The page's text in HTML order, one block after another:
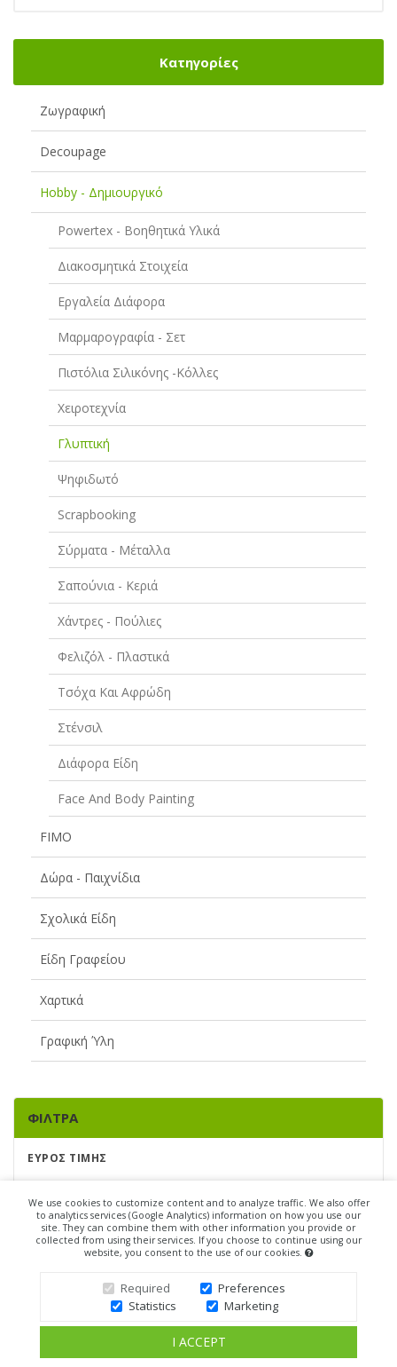
We use cookies to customize content and to analyze traffic. We also offer
to analytics services (Google Analytics) information on how you use our
site. They can combine them with other information you provide or
collected from using their services. If you choose to continue using our
website, you consent to the use of our cookies.
Required
Preferences
Statistics
Marketing
I ACCEPT
Κατηγορίες
Ζωγραφική
Decoupage
Hobby - Δημιουργικό
Powertex - Βοηθητικά Υλικά
Διακοσμητικά Στοιχεία
Εργαλεία Διάφορα
Μαρμαρογραφία - Σετ
Πιστόλια Σιλικόνης -Κόλλες
Χειροτεχνία
Γλυπτική
Ψηφιδωτό
Scrapbooking
Σύρματα - Μέταλλα
Σαπούνια - Κεριά
Χάντρες - Πούλιες
Φελιζόλ - Πλαστικά
Τσόχα Και Αφρώδη
Στένσιλ
Διάφορα Είδη
Face And Body Painting
FIMO
Δώρα - Παιχνίδια
Σχολικά Είδη
Είδη Γραφείου
Χαρτικά
Γραφική Ύλη
ΦΊΛΤΡΑ
ΕΎΡΟΣ ΤΙΜΉΣ
€ 67